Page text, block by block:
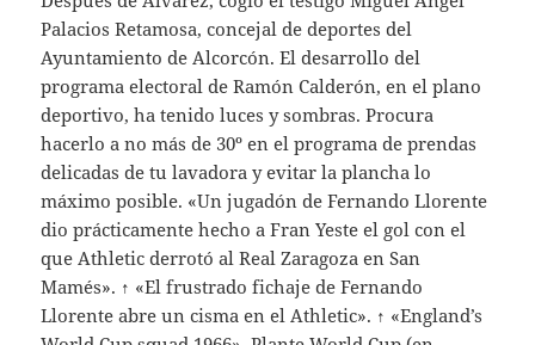
Palacios Retamosa, concejal de deportes del
Ayuntamiento de Alcorcón. El desarrollo del
programa electoral de Ramón Calderón, en el plano
deportivo, ha tenido luces y sombras. Procura
hacerlo a no más de 30º en el programa de prendas
delicadas de tu lavadora y evitar la plancha lo
máximo posible. «Un jugadón de Fernando Llorente
dio prácticamente hecho a Fran Yeste el gol con el
que Athletic derrotó al Real Zaragoza en San
Mamés». ↑ «El frustrado fichaje de Fernando
Llorente abre un cisma en el Athletic». ↑ «England’s